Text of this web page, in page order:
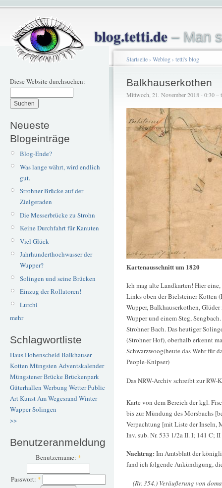
blog.tetti.de– Man
Diese Website durchsuchen:
Neueste
Blogeinträge
Blog-Ende?
Was lange währt, wird endlich
gut.
Strohner Brücke auf der
Zielgeraden
Die Messerbrücke zu Strohn
Keine Durchfahrt für Kanuten
Viel Glück
Jahrhunderthochwasser der
Wupper?
Solingen und seine Brücken
Einzug der Rollatoren!
Lurchi
mehr
Schlagwortliste
Haus Hohenscheid Balkhauser
Kotten Müngsten Adventskalender
Müngstener BrückeBrückenpark
Güterhallen Werbung WetterPublic
ArtKunstAm Wegesrand Winter
WupperSolingen
>>
Benutzeranmeldung
Benutzername: *
Passwort: *
Startseite› Weblog› tetti's blog
Balkhauserkothen
Mittwoch, 21. November 2018 - 0:30 –
Kartenausschnitt um 1820
Ich mag alte Landkarten! Hier
Links oben der Bielsteiner Kotten
Wupper, Balkhauserkothen,
Wupper und einem Steg,
Strohner Bach. Das heutiger
(Strohner Hof), oberhalb erkennt
Schwarzwoog(heute das Wehr für
People-Knipser)
Das NRW-Archiv schreibt zur RW-
Karte von dem Bereich der kgl.
bis zur Mündung des Morsbachs
Verpachtung [mit Liste der Inseln,
Inv. sub. Nr. 533 1/2a II. I; 141 C;
Nachtrag: Im Amtsblatt der
fand ich folgende Ankündigung,
(Rr. 354.) Veräußerung von